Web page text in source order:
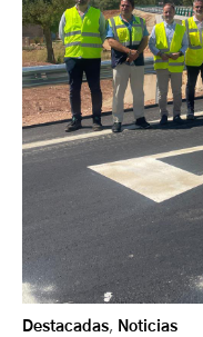
Destacadas, Noticias